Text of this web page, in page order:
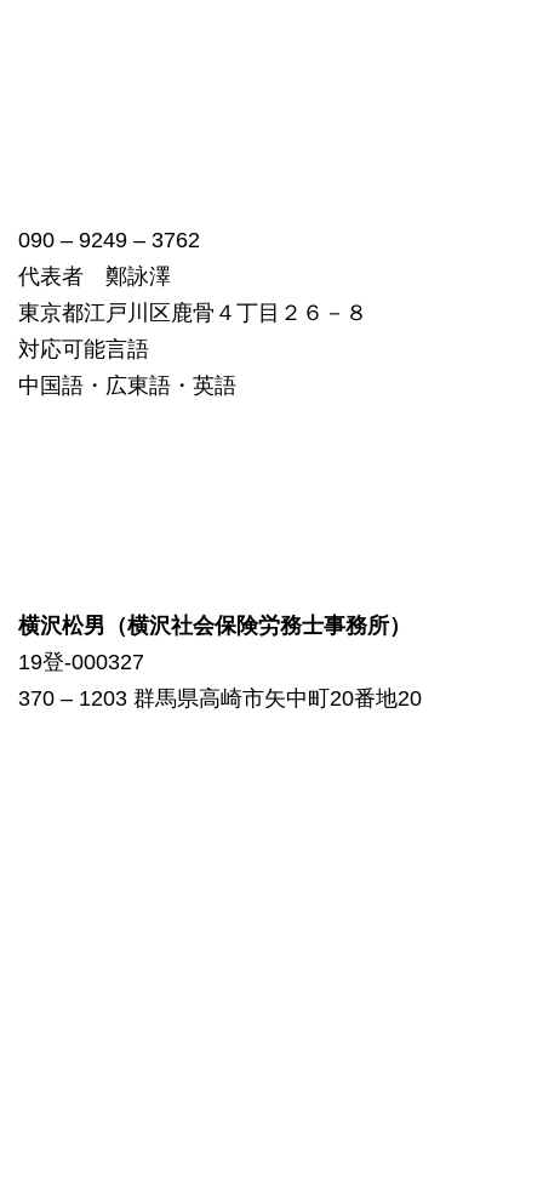
090 – 9249 – 3762
代表者 鄭詠澤
東京都江戸川区鹿骨４丁目２６－８
対応可能言語
中国語・広東語・英語
横沢松男（横沢社会保険労務士事務所）
19登-000327
370 – 1203 群馬県高崎市矢中町20番地20